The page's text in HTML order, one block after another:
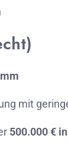
mit
500.000 € in